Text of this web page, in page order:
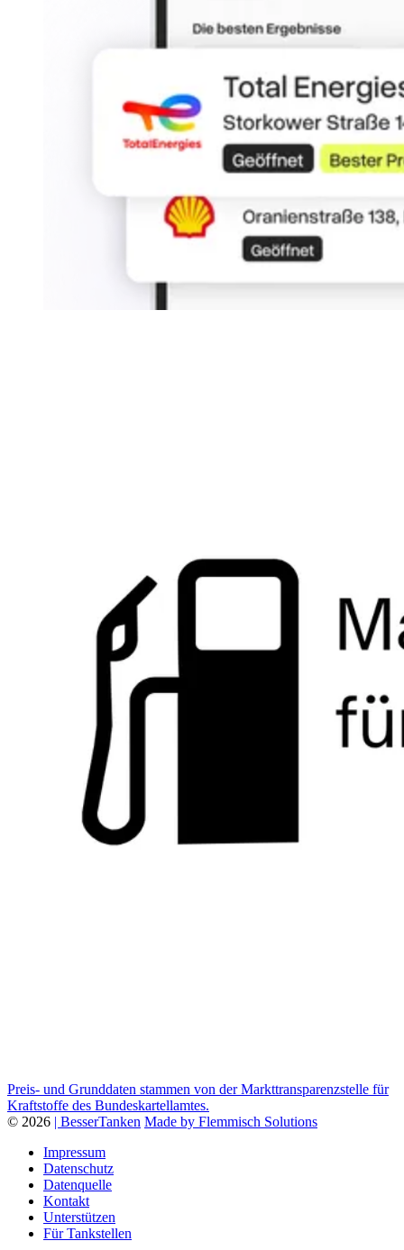
Preis- und Grunddaten stammen von der Markttransparenzstelle für
Kraftstoffe des Bundeskartellamtes.
© 2026 | BesserTanken Made by Flemmisch Solutions
Impressum
Datenschutz
Datenquelle
Kontakt
Unterstützen
Für Tankstellen